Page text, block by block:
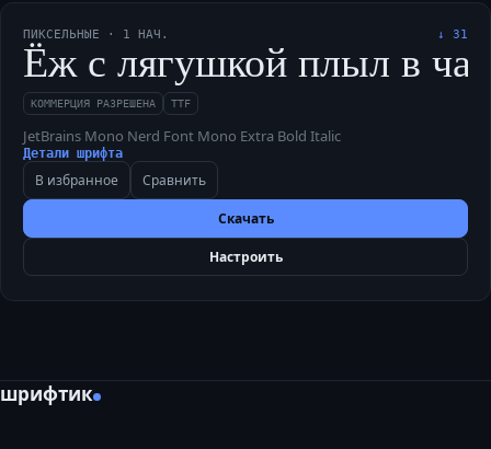
ПИКСЕЛЬНЫЕ · 1 НАЧ. ↓ 31
Ёж с лягушкой плыл в
КОММЕРЦИЯ РАЗРЕШЕНА TTF
JetBrains Mono Nerd Font Mono Extra Bold Italic
Детали шрифта
В избранное Сравнить
Скачать
Настроить
шрифтик